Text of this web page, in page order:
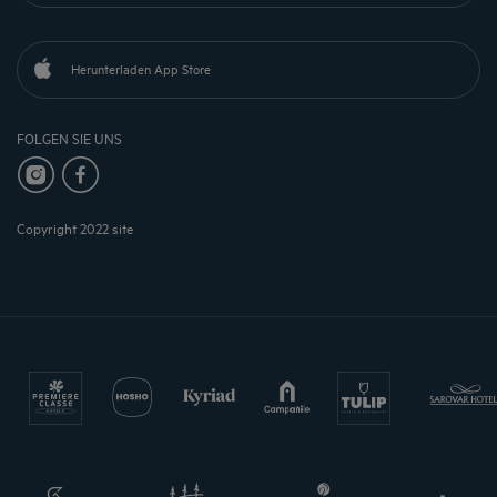
Herunterladen App Store
FOLGEN SIE UNS
Copyright 2022 site